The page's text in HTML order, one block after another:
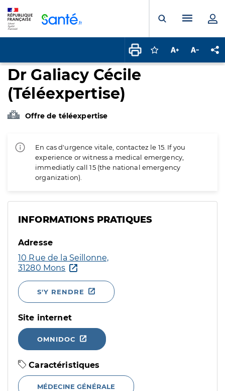
Ouvrir laMenu
Connectez-vous
Augmenter la
Dr Galiacy Cécile
(Téléexpertise)
Offre de téléexpertise
En cas d'urgence vitale, contactez le 15. If you
experience or witness a medical emergency,
immediatly call 15 (the national emergency
organization).
INFORMATIONS PRATIQUES
Adresse
10 Rue de la Seillonne,
31280 Mons
S'Y RENDRE
Site internet
OMNIDOC
Caractéristiques
MÉDECINE GÉNÉRALE